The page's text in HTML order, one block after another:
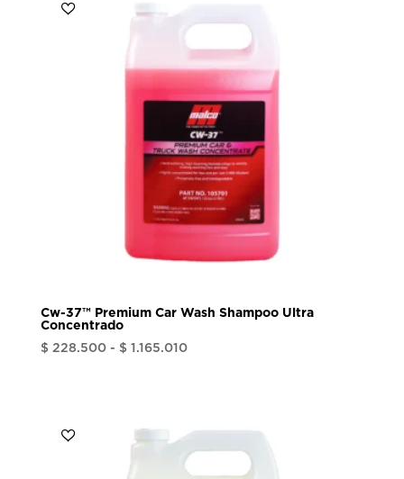
Cw-37™ Premium Car Wash Shampoo Ultra
Concentrado
$ 228.500 - $ 1.165.010Rango
$ 228.500
hasta
$ 1.165.010